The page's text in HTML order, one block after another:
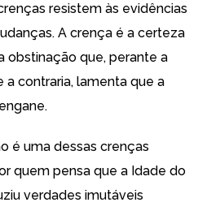
resistem às evidências
A crença é a certeza
obstinação que, perante a
a contraria, lamenta que a
é uma dessas crenças
quem pensa que a Idade do
verdades imutáveis